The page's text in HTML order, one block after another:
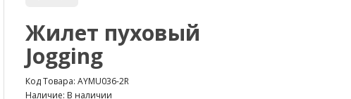
Жилет пуховый
Jogging
Код Товара: AYMU036-2R
Наличие: В наличии